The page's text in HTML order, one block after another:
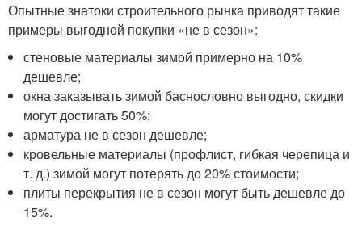
Опытные знатоки строительного рынка приводят такие
примеры выгодной покупки «не в сезон»:
стеновые материалы зимой примерно на 10%
дешевле;
окна заказывать зимой баснословно выгодно, скидки
могут достигать 50%;
арматура не в сезон дешевле;
кровельные материалы (профлист, гибкая черепица и
т. д.) зимой могут потерять до 20% стоимости;
плиты перекрытия не в сезон могут быть дешевле до
15%.